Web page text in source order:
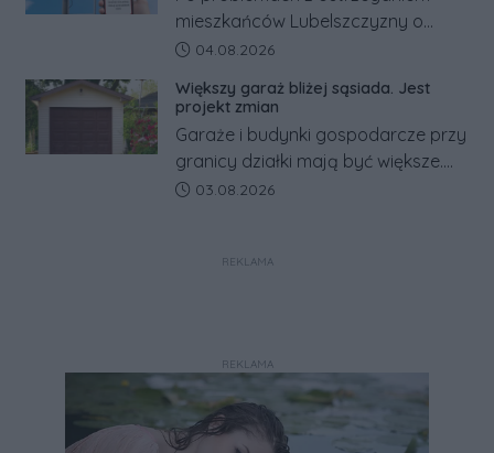
mieszkańców Lubelszczyzny o
rosyjskim zagrożeniu rząd
alarmowych, alertów RCB i aplikacji
w jeden system.
Data dodania artykułu:
04.08.2026
Większy garaż bliżej sąsiada. Jest
projekt zmian
Garaże i budynki gospodarcze przy
granicy działki mają być większe.
Projekt zaostrza też zasady
Data dodania artykułu:
03.08.2026
REKLAMA
REKLAMA